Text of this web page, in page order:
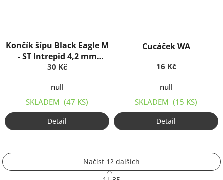
Končík šípu Black Eagle M
- ST Intrepid 4,2 mm
/Innerfit/
30 Kč
null
SKLADEM (47 KS)
Detail
Cucáček WA
16 Kč
null
SKLADEM (15 KS)
Detail
Načíst 12 dalších
S